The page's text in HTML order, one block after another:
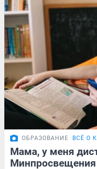
ОБРАЗОВАНИЕ ВСЁ О
Мама, у меня
Минпросвещения